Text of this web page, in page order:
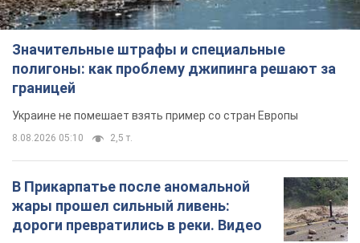
Значительные штрафы и специальные
полигоны: как проблему джипинга решают за
границей
Украине не помешает взять пример со стран Европы
8.08.2026 05:10 2,5 т.
В Прикарпатье после аномальной
жары прошел сильный ливень:
дороги превратились в реки. Видео